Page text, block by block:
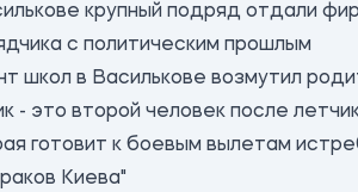
крупный подряд отдали
с политическим прошлым
школ в Василькове возмутил
- это второй человек после
готовит к боевым вылетам
Киева"